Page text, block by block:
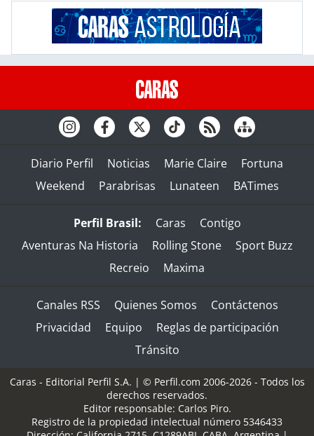
Diario Perfil Noticias Marie Claire
Fortuna
Weekend
Parabrisas Lunateen BATimes
Perfil Brasil: Caras
Contigo
Aventuras Na Historia
Rolling Stone
Sport Buzz
Recreio
Maxima
Canales RSS Quienes Somos
Contáctenos
Privacidad
Equipo
Reglas de participación
Tránsito
Caras - Editorial Perfil S.A. | © Perfil.com 2006-2026 - Todos los
derechos reservados.
Editor responsable: Carlos Piro.
Registro de la propiedad intelectual número 5346433